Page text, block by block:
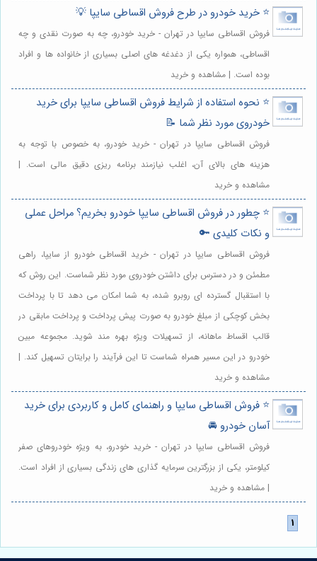
⭐️ خرید خودرو در طرح فروش اقساطی سایپا 💡
فروش اقساطی سایپا در تهران - خرید خودرو، چه به صورت نقدی و چه
اقساطی، همواره یکی از دغدغه های اصلی بسیاری از خانواده ها و افراد
بوده است. | مشاهده و خرید
⭐️ نحوه استفاده از شرایط فروش اقساطی سایپا برای خرید
خودروی مورد نظر شما 📝
فروش اقساطی سایپا در تهران - خرید خودرو، به خصوص با توجه به
هزینه های بالای آن، اغلب نیازمند برنامه ریزی دقیق مالی است. |
مشاهده و خرید
⭐️ چطور در فروش اقساطی سایپا خودرو بخریم؟ مراحل عملی
و نکات کلیدی 🔑
فروش اقساطی سایپا در تهران - خرید اقساطی خودرو از سایپا، راهی
مطمئن و در دسترس برای داشتن خودروی مورد نظر شماست. این روش که
با استقبال گسترده ای روبرو شده، به شما امکان می دهد تا با پرداخت
بخش کوچکی از مبلغ خودرو به صورت پیش پرداخت و پرداخت مابقی در
قالب اقساط ماهانه، از تسهیلات ویژه بهره مند شوید. مجموعه مبین
خودرو در این مسیر همراه شماست تا این فرآیند را برایتان تسهیل کند. |
مشاهده و خرید
⭐️ فروش اقساطی سایپا و راهنمای کامل و کاربردی برای خرید
آسان خودرو 🚘
فروش اقساطی سایپا در تهران - خرید خودرو، به ویژه خودروهای صفر
کیلومتر، یکی از بزرگترین سرمایه گذاری های زندگی بسیاری از افراد است.
| مشاهده و خرید